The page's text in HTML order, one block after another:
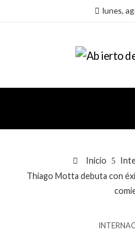
lunes,
Inicio
Thiago Motta debuta con